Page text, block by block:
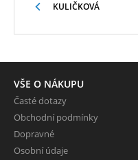
KULIČKOVÁ
VŠE O NÁKUPU
Časté dotazy
Obchodní podmínky
Dopravné
Osobní údaje